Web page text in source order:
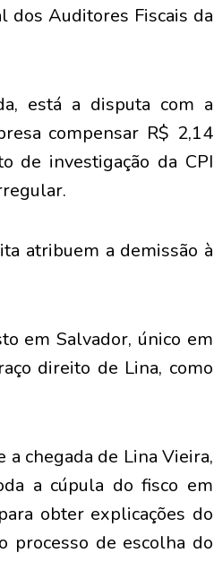
dos Auditores Fiscais da
está a disputa com a
compensar R$ 2,14
de investigação da CPI
atribuem a demissão à
em Salvador, único em
direito de Lina, como
chegada de Lina Vieira,
a cúpula do fisco em
obter explicações do
processo de escolha do